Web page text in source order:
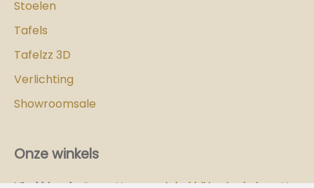
Stoelen
Tafels
Tafelzz 3D
Verlichting
Showroomsale
Onze winkels